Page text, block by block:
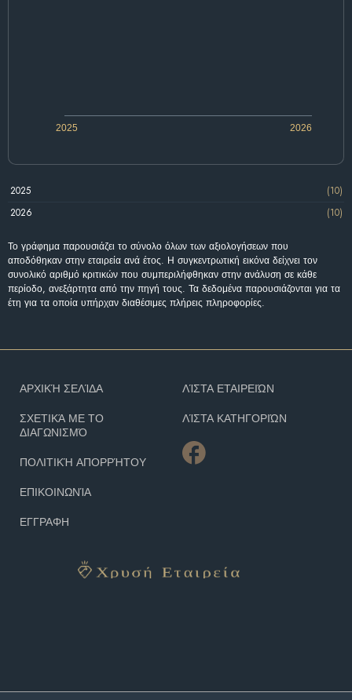
2025 2026
2025
(10)
2026
(10)
Το γράφημα παρουσιάζει το σύνολο όλων των αξιολογήσεων που
αποδόθηκαν στην εταιρεία ανά έτος. Η συγκεντρωτική εικόνα δείχνει τον
συνολικό αριθμό κριτικών που συμπεριλήφθηκαν στην ανάλυση σε κάθε
περίοδο, ανεξάρτητα από την πηγή τους. Τα δεδομένα παρουσιάζονται για τα
έτη για τα οποία υπήρχαν διαθέσιμες πλήρεις πληροφορίες.
ΑΡΧΙΚΉ ΣΕΛΊΔΑ
ΣΧΕΤΙΚΆ ΜΕ ΤΟ
ΔΙΑΓΩΝΙΣΜΌ
ΠΟΛΙΤΙΚΉ ΑΠΟΡΡΉΤΟΥ
ΕΠΙΚΟΙΝΩΝΊΑ
ΕΓΓΡΑΦΗ
ΛΊΣΤΑ ΕΤΑΙΡΕΙΏΝ
ΛΊΣΤΑ ΚΑΤΗΓΟΡΙΏΝ